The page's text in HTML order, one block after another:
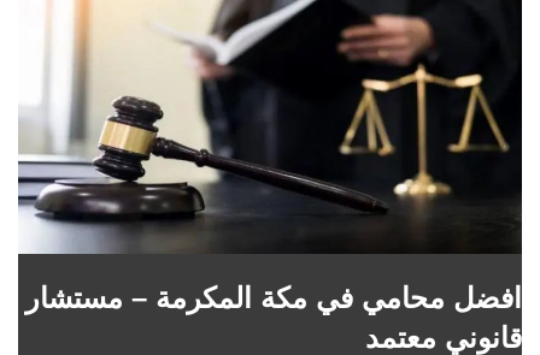
افضل محامي في مكة المكرمة – مستشار
قانوني معتمد